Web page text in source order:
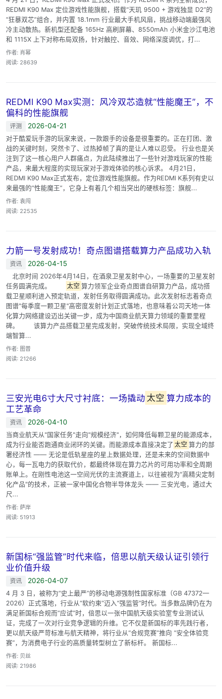
REDMI K90 Max 定位游戏性能旗舰，搭载“天玑 9500 + 游戏独显 D2”的
“狂暴双芯”组合，并内置 18.1mm 行业最大手机风扇，挑战移动端最强风
冷主动散热。新机型还配备 165Hz 高刷屏幕、8550mAh 小米金沙江电池
和 1115X 上下对称布局双扬，针对触控、音效、网络深度调优，打...
作者: 肖幂
阅读: 28639
REDMI K90 Max实测：风冷双芯造就“性能魔王”，不
偏科的性能旗舰
评测 2026-04-21
对于酷爱玩手游的玩家来说，一款跟手的设备是很重要的。正在打团、激
战的关键时刻，突然卡了、过热掉帧了真的是让人难以忍受。 行业也是关
注到了这一核心用户人群痛点，为此陆续推出了一些针对游戏玩家的性能
产品，来最大程度的实现玩家对于游戏体验的核心诉求。 4月21日，
REDMI K90 Max正式发布，定位游戏性能旗舰。作为REDMI K系列有史以
来最强的“性能魔王”，它身上有着几个相当突出的硬核标签：旗舰...
作者: 袁闯
阅读: 22535
力箭一号发射成功！奇点图谱搭载算力产品成功入轨
资讯 2026-04-15
北京时间 2026年4月14日，在酒泉卫星发射中心，一场重要的卫星发射
任务圆满完成。
太空 算力领军企业奇点图谱自研算力产品，成功搭
载卫星顺利进入预定轨道，发射任务取得圆满成功。此次发射标志着奇点
图谱"每季度一颗卫星"高密度发射计划正式落地，也意味着公司天地一体
化算力网络建设迈出关键一步，成为中国商业航天算力领域的重要里程
碑。 该算力产品搭载卫星完成发射，突破传统技术局限，实现全域终
端智算...
作者: 图普
阅读: 21266
三安光电6寸大尺寸衬底：一场撬动 太空 算力成本的
工艺革命
资讯 2026-04-10
当商业航天从"国家任务"走向"规模经济"，如何降低每颗卫星的能源成本，
成为行业能否跑通商业闭环的关键。而能源成本直接决定了 太空 算力的部
署经济性 —— 无论是低轨星座的星上数据处理，还是未来的空间数据中
心，每一瓦电力的获取代价，都最终体现在算力芯片的可用功率和全周期
账单上。在刚性电池这一空间光伏的主流赛道上，以往被视为"高精尖定制
化产品"的技术，正被一家中国化合物半导体龙头 —— 三安光电，通过大
尺...
作者: 萨岸
阅读: 51913
新国标“强监管”时代来临，倍思以航天级认证引领行
业价值升级
资讯 2026-04-07
4 月 3 日，被称为“史上最严”的移动电源强制性国家标准（GB 47372—
2026）正式落地，行业从“软约束”迈入“强监管”时代。当多数品牌仍在为
满足新国标合规而“应试”时，倍思以一张中国航天级实验室专业测试认
证，完成了一次对行业竞争逻辑的升维。它不仅是新国标的率先践行者，
更以航天级严苛标准与航天精神，将行业从“合规竞赛”推向 “安全体验竞
赛”，为消费电子行业的高质量转型树立了新标杆。 新国标...
作者: 贝丝
阅读: 21986